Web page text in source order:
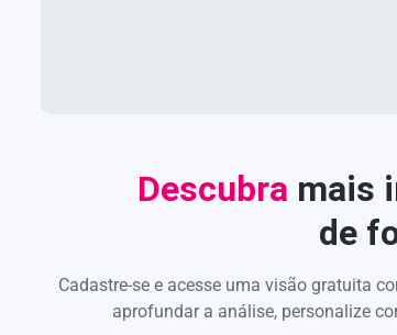
Descubra mais
de
Cadastre-se e acesse uma visão gratuita
aprofundar a análise, personalize